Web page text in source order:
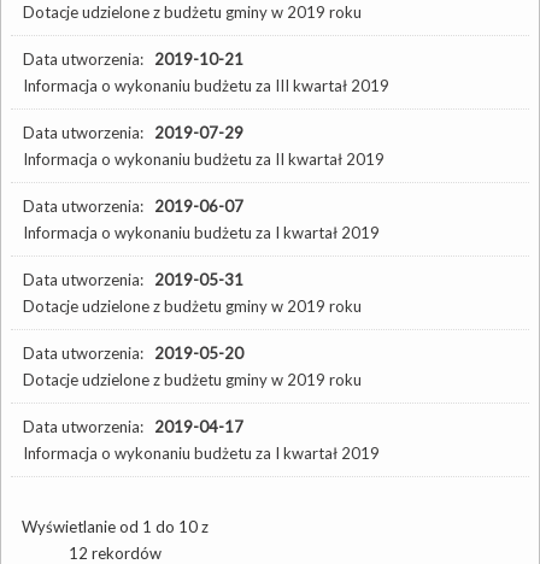
Dotacje udzielone z budżetu gminy w 2019 roku
Data utworzenia: 2019-10-21
Informacja o wykonaniu budżetu za III kwartał 2019
Data utworzenia: 2019-07-29
Informacja o wykonaniu budżetu za II kwartał 2019
Data utworzenia: 2019-06-07
Informacja o wykonaniu budżetu za I kwartał 2019
Data utworzenia: 2019-05-31
Dotacje udzielone z budżetu gminy w 2019 roku
Data utworzenia: 2019-05-20
Dotacje udzielone z budżetu gminy w 2019 roku
Data utworzenia: 2019-04-17
Informacja o wykonaniu budżetu za I kwartał 2019
Wyświetlanie od 1 do 10 z
12 rekordów